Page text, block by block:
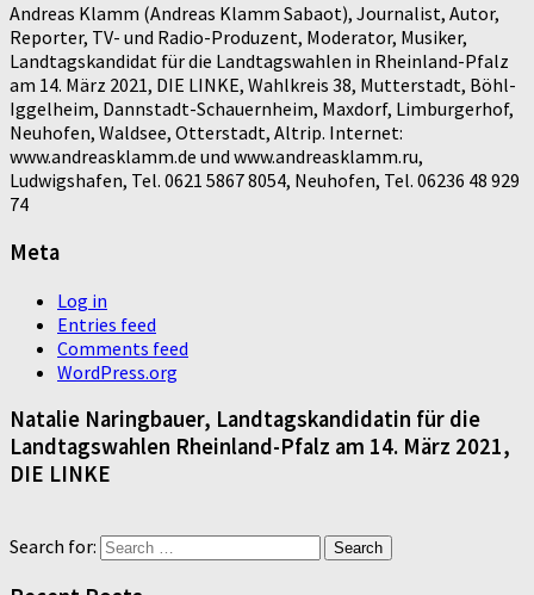
Andreas Klamm (Andreas Klamm Sabaot), Journalist, Autor,
Reporter, TV- und Radio-Produzent, Moderator, Musiker,
Landtagskandidat für die Landtagswahlen in Rheinland-Pfalz
am 14. März 2021, DIE LINKE, Wahlkreis 38, Mutterstadt, Böhl-
Iggelheim, Dannstadt-Schauernheim, Maxdorf, Limburgerhof,
Neuhofen, Waldsee, Otterstadt, Altrip. Internet:
www.andreasklamm.de und www.andreasklamm.ru,
Ludwigshafen, Tel. 0621 5867 8054, Neuhofen, Tel. 06236 48 929
74
Meta
Log in
Entries feed
Comments feed
WordPress.org
Natalie Naringbauer, Landtagskandidatin für die
Landtagswahlen Rheinland-Pfalz am 14. März 2021,
DIE LINKE
Search for: